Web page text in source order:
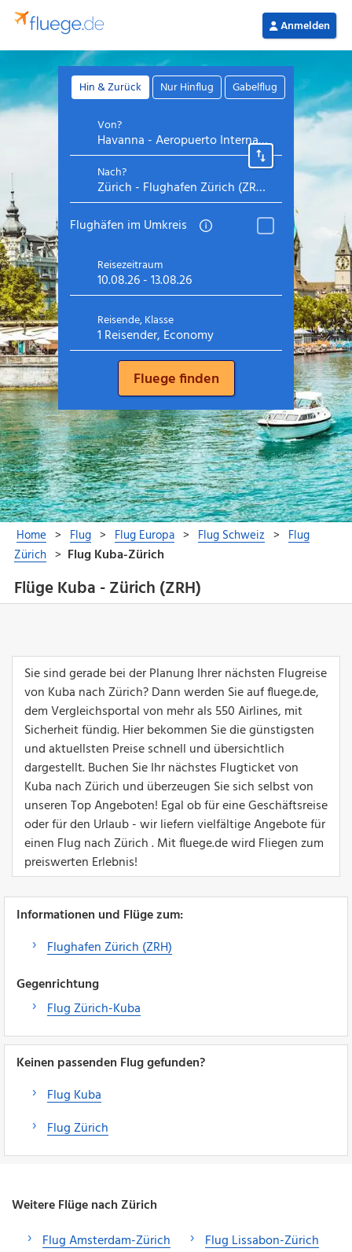
Flüge Kuba - Zürich (ZRH)
Sie sind gerade bei der Planung Ihrer nächsten Flugreise
von Kuba nach Zürich? Dann werden Sie auf fluege.de,
dem Vergleichsportal von mehr als 550 Airlines, mit
Sicherheit fündig. Hier bekommen Sie die günstigsten
und aktuellsten Preise schnell und übersichtlich
dargestellt. Buchen Sie Ihr nächstes Flugticket von
Kuba nach Zürich und überzeugen Sie sich selbst von
unseren Top Angeboten! Egal ob für eine Geschäftsreise
oder für den Urlaub - wir liefern vielfältige Angebote für
einen Flug nach Zürich . Mit fluege.de wird Fliegen zum
preiswerten Erlebnis!
Informationen und Flüge zum:
Flughafen Zürich (ZRH)
Gegenrichtung
Flug Zürich-Kuba
Keinen passenden Flug gefunden?
Flug Kuba
Flug Zürich
Weitere Flüge nach Zürich
Flug Amsterdam-Zürich
Flug Lissabon-Zürich